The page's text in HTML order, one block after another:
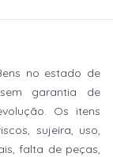
no estado de
garantia de
Os itens
sujeira, uso,
falta de peças,